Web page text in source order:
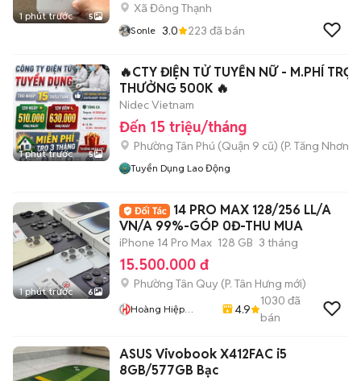
1 phút trước 5
Xã Đông Thạnh
Sonle 3.0 223 đã bán
1 phút trước 5
🔥CTY ĐIỆN TỬ TUYỂN NỮ - M.PHÍ TRỌ -
THƯỞNG 500K 🔥
Nidec Vietnam
Đến 15 triệu/tháng
Phường Tân Phú (Quận 9 cũ) (P. Tăng Nhơn
Tuyển Dụng Lao Động
1 phút trước 6
14 PRO MAX 128/256 LL/A
VN/A 99%-GÓP 0Đ-THU MUA
iPhone 14 Pro Max 128 GB 3 tháng
15.500.000 đ
Phường Tân Quy (P. Tân Hưng mới)
Hoàng Hiệp
4.9
1030 đã
bán
ASUS Vivobook X412FAC i5
8GB/577GB Bạc